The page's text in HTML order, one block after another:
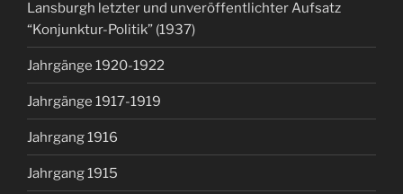
Lansburgh letzter und unveröffentlichter Aufsatz
“Konjunktur-Politik” (1937)
Jahrgänge 1920-1922
Jahrgänge 1917-1919
Jahrgang 1916
Jahrgang 1915